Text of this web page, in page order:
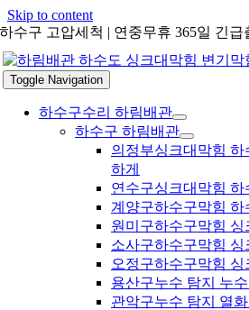
Skip to content
하수구 고압세척 | 연중무휴 365일 긴급
Toggle Navigation
하수구수리 하림배관
하수구 하림배관
의정부싱크대막힘
하게
연수구싱크대막힘 하
계양구하수구막힘 하
원미구하수구막힘 싱
소사구하수구막힘 싱
오정구하수구막힘
용산구누수 탐지 누수
관악구누수 탐지 열